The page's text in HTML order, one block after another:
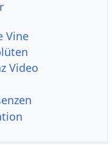
Vine
Video